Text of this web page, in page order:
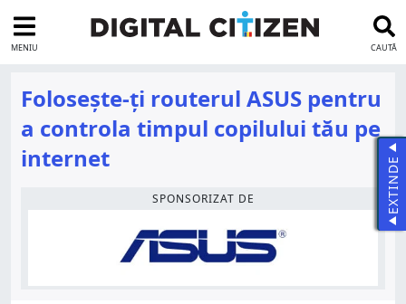
MENIU CAUTĂ
Folosește-ți routerul ASUS pentru
a controla timpul copilului tău pe
internet
SPONSORIZAT DE EXTINDE